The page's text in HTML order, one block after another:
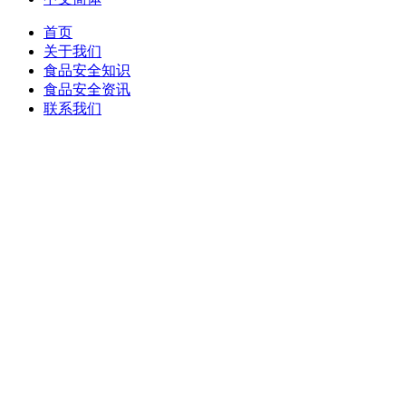
首页
关于我们
食品安全知识
食品安全资讯
联系我们